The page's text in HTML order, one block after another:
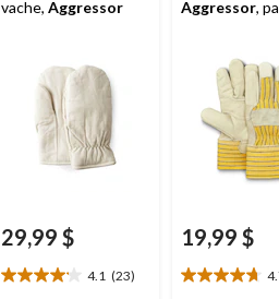
vache, Aggressor
29,99 $
4.1 (23)
4.1
Aggressor,
19,99 $
4.7